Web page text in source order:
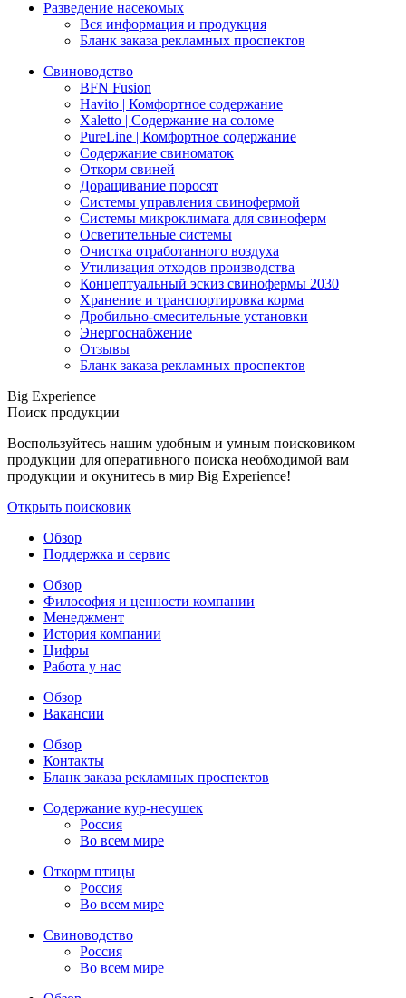
Разведение насекомых
Вся информация и продукция
Бланк заказа рекламных проспектов
Свиноводство
BFN Fusion
Havito | Комфортное содержание
Xaletto | Содержание на соломе
PureLine | Комфортное содержание
Содержание свиноматок
Откорм свиней
Доращивание поросят
Системы управления свинофермой
Системы микроклимата для свиноферм
Осветительные системы
Очистка отработанного воздуха
Утилизация отходов производства
Концептуальный эскиз свинофермы 2030
Хранение и транспортировка корма
Дробильно-смесительные установки
Энергоснабжение
Отзывы
Бланк заказа рекламных проспектов
Big Experience
Поиск продукции
Воспользуйтесь нашим удобным и умным поисковиком
продукции для оперативного поиска необходимой вам
продукции и окунитесь в мир Big Experience!
Открыть поисковик
Обзор
Поддержка и сервис
Обзор
Философия и ценности компании
Менеджмент
История компании
Цифры
Работа у нас
Обзор
Вакансии
Обзор
Контакты
Бланк заказа рекламных проспектов
Содержание кур-несушек
Россия
Во всем мире
Откорм птицы
Россия
Во всем мире
Свиноводство
Россия
Во всем мире